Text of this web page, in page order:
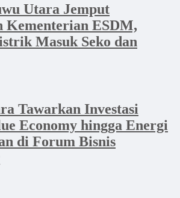
Utara Jemput
Kementerian ESDM,
Masuk Seko dan
Tawarkan Investasi
Economy hingga Energi
di Forum Bisnis